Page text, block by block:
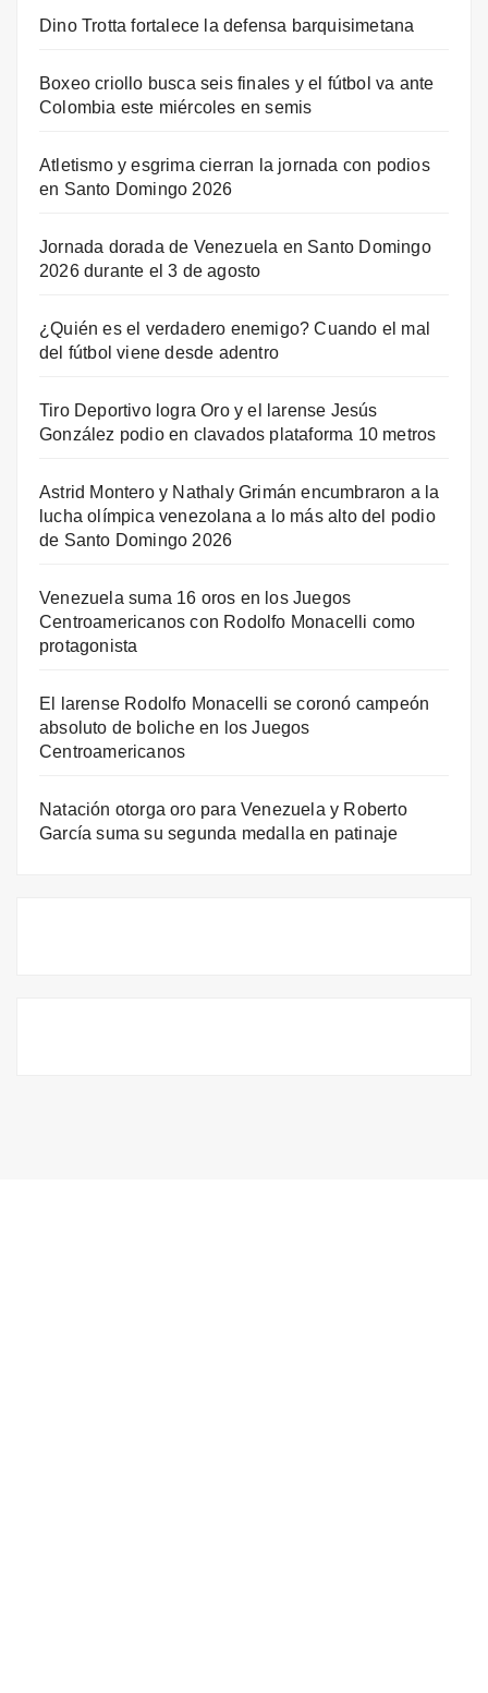
Dino Trotta fortalece la defensa barquisimetana
Boxeo criollo busca seis finales y el fútbol va ante
Colombia este miércoles en semis
Atletismo y esgrima cierran la jornada con podios
en Santo Domingo 2026
Jornada dorada de Venezuela en Santo Domingo
2026 durante el 3 de agosto
¿Quién es el verdadero enemigo? Cuando el mal
del fútbol viene desde adentro
Tiro Deportivo logra Oro y el larense Jesús
González podio en clavados plataforma 10 metros
Astrid Montero y Nathaly Grimán encumbraron a la
lucha olímpica venezolana a lo más alto del podio
de Santo Domingo 2026
Venezuela suma 16 oros en los Juegos
Centroamericanos con Rodolfo Monacelli como
protagonista
El larense Rodolfo Monacelli se coronó campeón
absoluto de boliche en los Juegos
Centroamericanos
Natación otorga oro para Venezuela y Roberto
García suma su segunda medalla en patinaje